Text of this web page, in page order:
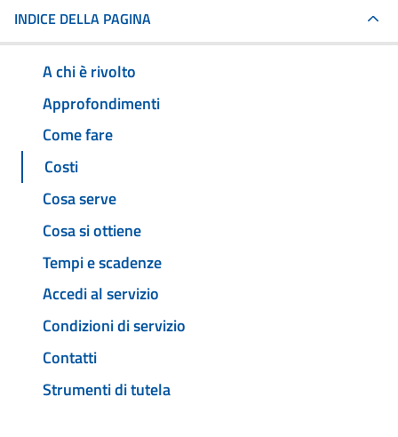
INDICE DELLA PAGINA
A chi è rivolto
Approfondimenti
Come fare
Costi
Cosa serve
Cosa si ottiene
Tempi e scadenze
Accedi al servizio
Condizioni di servizio
Contatti
Strumenti di tutela